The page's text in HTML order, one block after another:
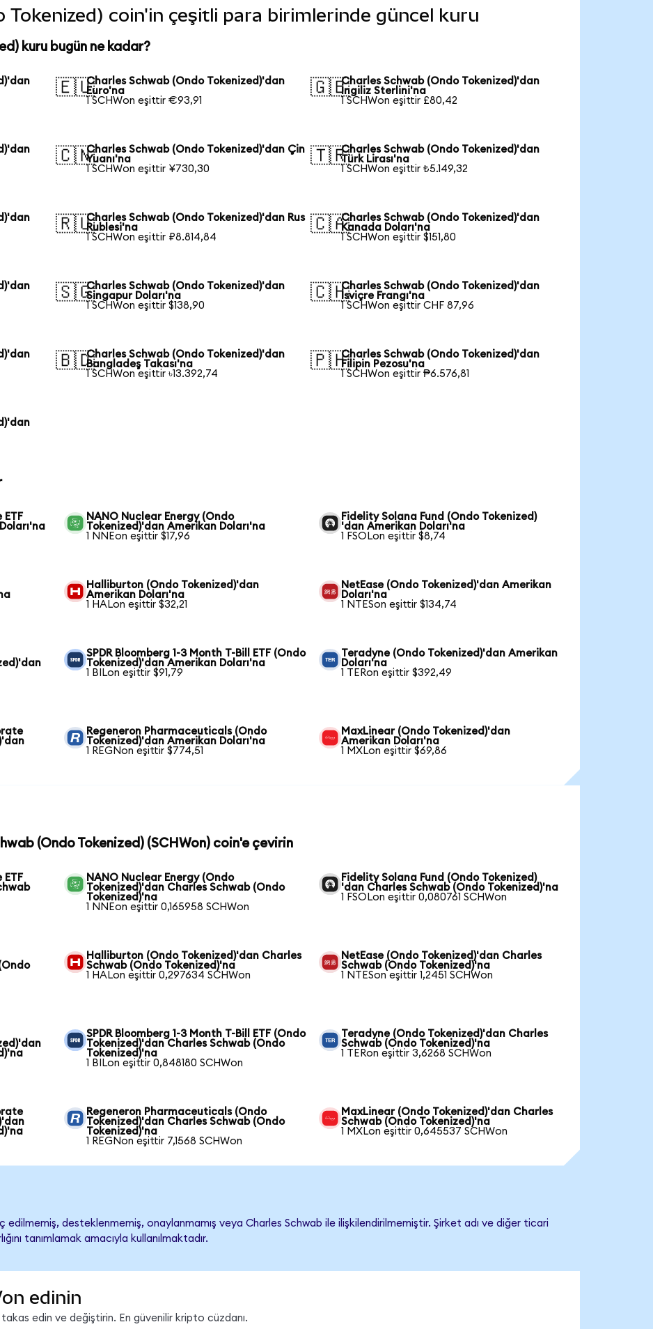
Tokenized) coin'in çeşitli para birimlerinde güncel kuru
kuru bugün ne kadar?
🇪🇺Charles Schwab (Ondo Tokenized)'dan
Euro'na
1 SCHWon eşittir €93,91
🇬🇧Charles Schwab (Ondo Tokenized)'dan
İngiliz Sterlini'na
1 SCHWon eşittir £80,42
🇨🇳Charles Schwab (Ondo Tokenized)'dan Çin
Yuanı'na
1 SCHWon eşittir ¥730,30
🇹🇷Charles Schwab (Ondo Tokenized)'dan
Türk Lirası'na
1 SCHWon eşittir ₺5.149,32
🇷🇺Charles Schwab (Ondo Tokenized)'dan Rus
Rublesi'na
1 SCHWon eşittir ₽8.814,84
🇨🇦Charles Schwab (Ondo Tokenized)'dan
Kanada Doları'na
1 SCHWon eşittir $151,80
🇸🇬Charles Schwab (Ondo Tokenized)'dan
Singapur Doları'na
1 SCHWon eşittir $138,90
🇨🇭Charles Schwab (Ondo Tokenized)'dan
İsviçre Frangı'na
1 SCHWon eşittir CHF 87,96
🇧🇩Charles Schwab (Ondo Tokenized)'dan
Bangladeş Takası'na
1 SCHWon eşittir ৳13.392,74
🇵🇭Charles Schwab (Ondo Tokenized)'dan
Filipin Pezosu'na
1 SCHWon eşittir ₱6.576,81
ETF
NANO Nuclear Energy (Ondo
Tokenized)'dan Amerikan Doları'na
1 NNEon eşittir $17,96
Fidelity Solana Fund (Ondo Tokenized)
'dan Amerikan Doları'na
1 FSOLon eşittir $8,74
Halliburton (Ondo Tokenized)'dan
Amerikan Doları'na
1 HALon eşittir $32,21
NetEase (Ondo Tokenized)'dan Amerikan
Doları'na
1 NTESon eşittir $134,74
SPDR Bloomberg 1-3 Month T-Bill ETF (Ondo
Tokenized)'dan Amerikan Doları'na
1 BILon eşittir $91,79
Teradyne (Ondo Tokenized)'dan Amerikan
Doları'na
1 TERon eşittir $392,49
Regeneron Pharmaceuticals (Ondo
Tokenized)'dan Amerikan Doları'na
1 REGNon eşittir $774,51
MaxLinear (Ondo Tokenized)'dan
Amerikan Doları'na
1 MXLon eşittir $69,86
(Ondo Tokenized) (SCHWon) coin'e çevirin
ETF
NANO Nuclear Energy (Ondo
Tokenized)'dan Charles Schwab (Ondo
Tokenized)'na
1 NNEon eşittir 0,165958 SCHWon
Fidelity Solana Fund (Ondo Tokenized)
'dan Charles Schwab (Ondo Tokenized)'na
1 FSOLon eşittir 0,080761 SCHWon
Halliburton (Ondo Tokenized)'dan Charles
Schwab (Ondo Tokenized)'na
1 HALon eşittir 0,297634 SCHWon
NetEase (Ondo Tokenized)'dan Charles
Schwab (Ondo Tokenized)'na
1 NTESon eşittir 1,2451 SCHWon
SPDR Bloomberg 1-3 Month T-Bill ETF (Ondo
Tokenized)'dan Charles Schwab (Ondo
Tokenized)'na
1 BILon eşittir 0,848180 SCHWon
Teradyne (Ondo Tokenized)'dan Charles
Schwab (Ondo Tokenized)'na
1 TERon eşittir 3,6268 SCHWon
Regeneron Pharmaceuticals (Ondo
Tokenized)'dan Charles Schwab (Ondo
Tokenized)'na
1 REGNon eşittir 7,1568 SCHWon
MaxLinear (Ondo Tokenized)'dan Charles
Schwab (Ondo Tokenized)'na
1 MXLon eşittir 0,645537 SCHWon
edilmemiş, desteklenmemiş, onaylanmamış veya Charles Schwab ile ilişkilendirilmemiştir. Şirket adı ve diğer ticari
tanımlamak amacıyla kullanılmaktadır.
edinin
edin ve değiştirin. En güvenilir kripto cüzdanı.